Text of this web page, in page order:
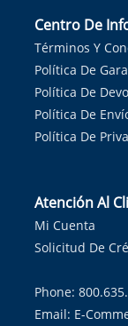
Centro De
Términos Y
Política De
Política De
Política De
Política De
Atención Al
Mi Cuenta
Solicitud De
Phone:
Email: E-